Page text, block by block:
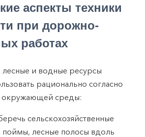
аспекты техники
при дорожно-
работах
и водные ресурсы
рационально согласно
окружающей среды:
сельскохозяйственные
поймы, лесные полосы вдоль